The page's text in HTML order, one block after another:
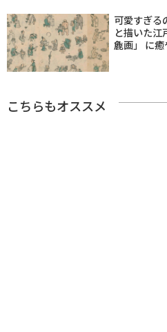
可愛すぎる
と描いた
麁画」 に
こちらもオススメ